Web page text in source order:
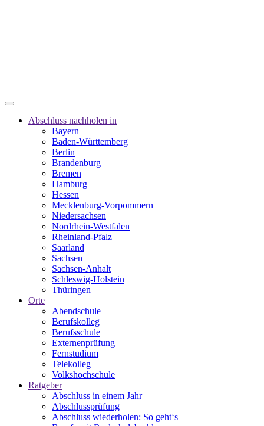
Abschluss nachholen in
Bayern
Baden-Württemberg
Berlin
Brandenburg
Bremen
Hamburg
Hessen
Mecklenburg-Vorpommern
Niedersachsen
Nordrhein-Westfalen
Rheinland-Pfalz
Saarland
Sachsen
Sachsen-Anhalt
Schleswig-Holstein
Thüringen
Orte
Abendschule
Berufskolleg
Berufsschule
Externenprüfung
Fernstudium
Telekolleg
Volkshochschule
Ratgeber
Abschluss in einem Jahr
Abschlussprüfung
Abschluss wiederholen: So geht‘s